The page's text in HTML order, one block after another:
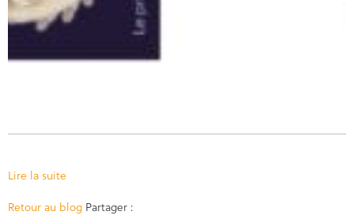
Lire la suite
Retour au blog Partager :